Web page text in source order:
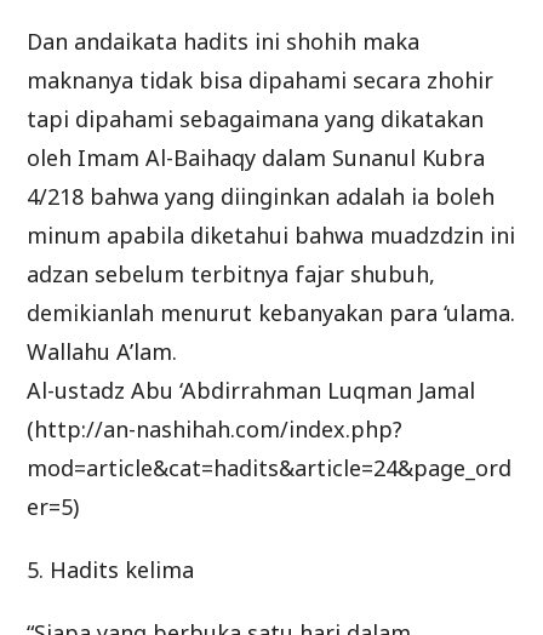
Dan andaikata hadits ini shohih maka
maknanya tidak bisa dipahami secara zhohir
tapi dipahami sebagaimana yang dikatakan
oleh Imam Al-Baihaqy dalam Sunanul Kubra
4/218 bahwa yang diinginkan adalah ia boleh
minum apabila diketahui bahwa muadzdzin ini
adzan sebelum terbitnya fajar shubuh,
demikianlah menurut kebanyakan para ‘ulama.
Wallahu A’lam.
Al-ustadz Abu ‘Abdirrahman Luqman Jamal
(http://an-nashihah.com/index.php?
mod=article&cat=hadits&article=24&page_ord
er=5)
5. Hadits kelima